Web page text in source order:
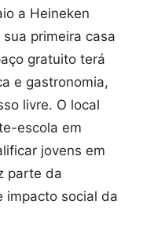
a Heineken
primeira casa
gratuito terá
e gastronomia,
livre. O local
escola em
jovens em
parte da
impacto social da